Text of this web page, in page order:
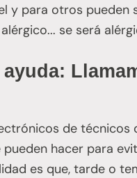
y para otros pueden
se será
de técnicos
hacer para
es que, tarde o